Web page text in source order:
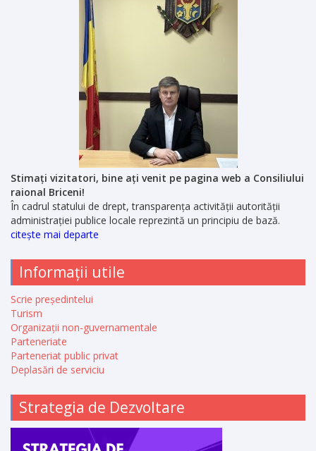
Stimați vizitatori, bine ați venit pe pagina web a Consiliului
raional Briceni!
În cadrul statului de drept, transparența activității autorității
administrației publice locale reprezintă un principiu de bază.
citește mai departe
Informații utile
Scrie președintelui
Turism
Organizații non-guvernamentale
Parteneriate
Parteneriat public privat
Deplasări de serviciu
Strategia de Dezvoltare